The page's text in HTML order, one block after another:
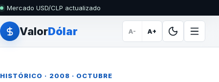
Mercado USD/CLP actualizado
ValorDólar A- A+
HISTÓRICO · 2008 · OCTUBRE